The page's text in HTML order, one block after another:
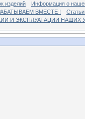
изделий
Информация о
ВМЕСТЕ !
И ЭКСПЛУАТАЦИИ НАШИХ